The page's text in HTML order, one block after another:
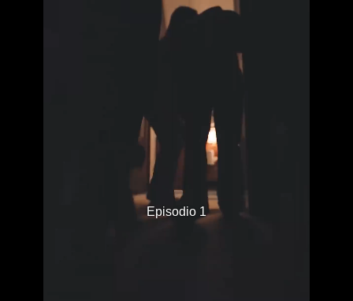
Episodio 1